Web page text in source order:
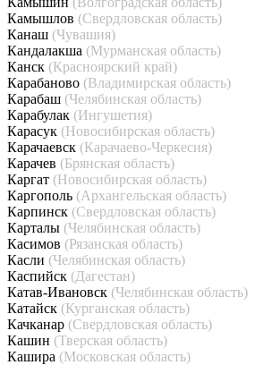
Камышлов (Свердловская область)
Канаш (Чувашия)
Кандалакша (Мурманская область)
Канск (Красноярский край)
Карабаново (Владимирская область)
Карабаш (Челябинская область)
Карабулак (Ингушетия)
Карасук (Новосибирская область)
Карачаевск (Карачаево-Черкесия)
Карачев (Брянская область)
Каргат (Новосибирская область)
Каргополь (Архангельская область)
Карпинск (Свердловская область)
Карталы (Челябинская область)
Касимов (Рязанская область)
Касли (Челябинская область)
Каспийск (Дагестан)
Катав-Ивановск (Челябинская область)
Катайск (Курганская область)
Качканар (Свердловская область)
Кашин (Тверская область)
Кашира (Московская область)